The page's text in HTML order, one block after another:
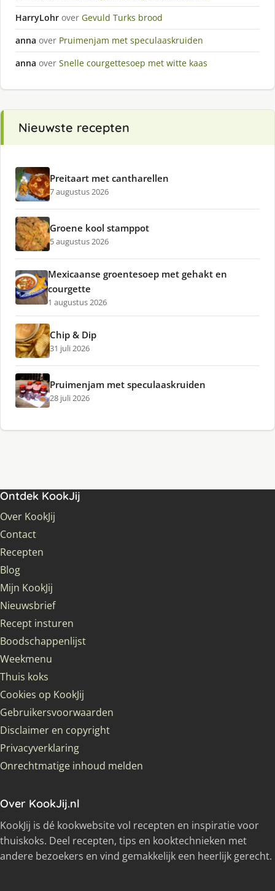
HarryLohr over Gevuld Turks brood
anna over Pruimenjam met speculaaskruiden
anna over Snelle courgettesoep met witte kaas
Nieuwste recepten
Preitaart met cantharellen
7 augustus 2026
Groene kool stamppot
5 augustus 2026
Mexicaanse groentesoep met gehakt en
courgette
1 augustus 2026
Chip & Dip
31 juli 2026
Pruimenjam met speculaaskruiden
28 juli 2026
Ontdek KookJij
Over KookJij
Contact
Recepten
Blog
Mijn KookJij
Nieuwsbrief
Recept insturen
Boodschappenlijst
Weekmenu
Thuis koks
Cookies op KookJij
Gebruikersvoorwaarden
Disclaimer en copyright
Privacyverklaring
Onrechtmatige inhoud melden
Over KookJij.nl
KookJij is dé kookwebsite vol recepten en inspiratie voor
thuiskoks. Deel recepten, tips en kooktechnieken met
andere bezoekers en vind gemakkelijk een heerlijk gerecht.